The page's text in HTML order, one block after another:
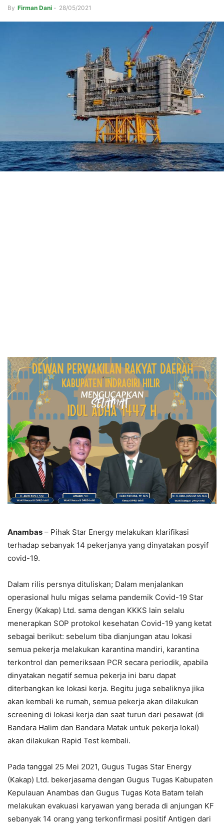
By Firman Dani - 28/05/2021
Anambas – Pihak Star Energy melakukan klarifikasi
terhadap sebanyak 14 pekerjanya yang dinyatakan posyif
covid-19.
Dalam rilis persnya dituliskan; Dalam menjalankan
operasional hulu migas selama pandemik Covid-19 Star
Energy (Kakap) Ltd. sama dengan KKKS lain selalu
menerapkan SOP protokol kesehatan Covid-19 yang ketat
sebagai berikut: sebelum tiba dianjungan atau lokasi
semua pekerja melakukan karantina mandiri, karantina
terkontrol dan pemeriksaan PCR secara periodik, apabila
dinyatakan negatif semua pekerja ini baru dapat
diterbangkan ke lokasi kerja. Begitu juga sebaliknya jika
akan kembali ke rumah, semua pekerja akan dilakukan
screening di lokasi kerja dan saat turun dari pesawat (di
Bandara Halim dan Bandara Matak untuk pekerja lokal)
akan dilakukan Rapid Test kembali.
Pada tanggal 25 Mei 2021, Gugus Tugas Star Energy
(Kakap) Ltd. bekerjasama dengan Gugus Tugas Kabupaten
Kepulauan Anambas dan Gugus Tugas Kota Batam telah
melakukan evakuasi karyawan yang berada di anjungan KF
sebanyak 14 orang yang terkonfirmasi positif Antigen dari